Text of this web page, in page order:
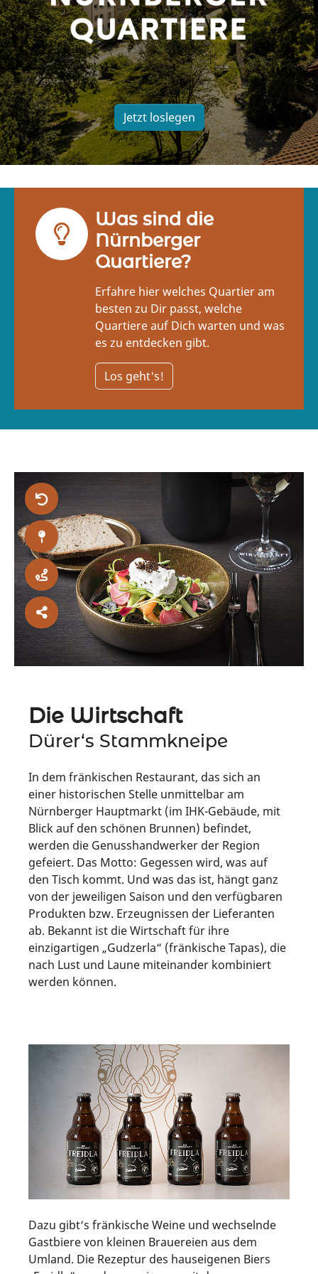
Jetzt loslegen
Was sind die
Nürnberger
Quartiere?
Erfahre hier welches Quartier am
besten zu Dir passt, welche
Quartiere auf Dich warten und was
es zu entdecken gibt.
Los geht's!
Die Wirtschaft
Dürer‘s Stammkneipe
In dem fränkischen Restaurant, das sich an
einer historischen Stelle unmittelbar am
Nürnberger Hauptmarkt (im IHK-Gebäude, mit
Blick auf den schönen Brunnen) befindet,
werden die Genusshandwerker der Region
gefeiert. Das Motto: Gegessen wird, was auf
den Tisch kommt. Und was das ist, hängt ganz
von der jeweiligen Saison und den verfügbaren
Produkten bzw. Erzeugnissen der Lieferanten
ab. Bekannt ist die Wirtschaft für ihre
einzigartigen „Gudzerla“ (fränkische Tapas), die
nach Lust und Laune miteinander kombiniert
werden können.
Dazu gibt‘s fränkische Weine und wechselnde
Gastbiere von kleinen Brauereien aus dem
Umland. Die Rezeptur des hauseigenen Biers